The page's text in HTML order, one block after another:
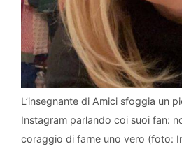
L’insegnante di Amici sfoggia un
Instagram parlando coi suoi fan:
coraggio di farne uno vero (foto: